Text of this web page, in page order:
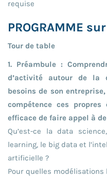
requise
PROGRAMME
Tour de table
1. Préambule :
d’activité autour de la
besoins de son
compétence ces
efficace de faire appel à
Qu’est-ce la data
learning, le big data et
artificielle ?
Pour quelles